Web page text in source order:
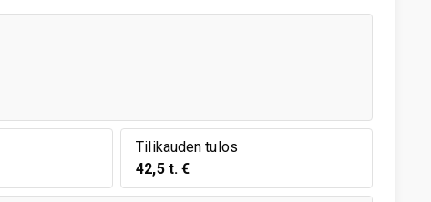
Tilikauden tulos
42,5 t. €